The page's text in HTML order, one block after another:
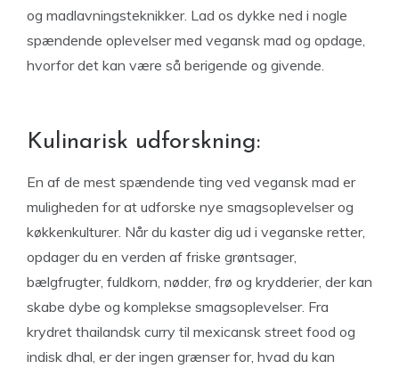
og madlavningsteknikker. Lad os dykke ned i nogle
spændende oplevelser med vegansk mad og opdage,
hvorfor det kan være så berigende og givende.
Kulinarisk udforskning:
En af de mest spændende ting ved vegansk mad er
muligheden for at udforske nye smagsoplevelser og
køkkenkulturer. Når du kaster dig ud i veganske retter,
opdager du en verden af ​​friske grøntsager,
bælgfrugter, fuldkorn, nødder, frø og krydderier, der kan
skabe dybe og komplekse smagsoplevelser. Fra
krydret thailandsk curry til mexicansk street food og
indisk dhal, er der ingen grænser for, hvad du kan